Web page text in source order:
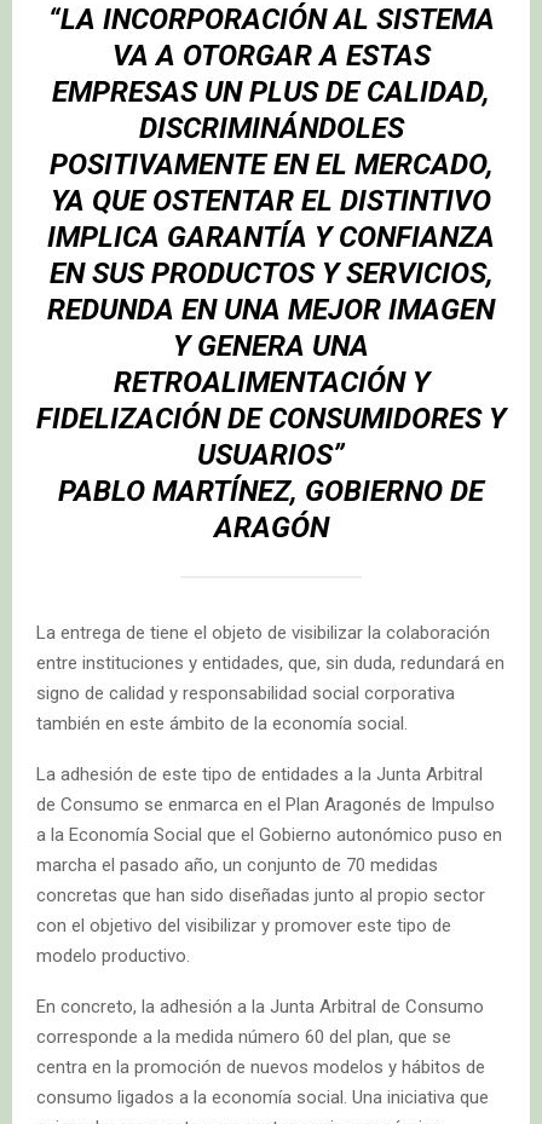
“LA INCORPORACIÓN AL SISTEMA
VA A OTORGAR A ESTAS
EMPRESAS UN PLUS DE CALIDAD,
DISCRIMINÁNDOLES
POSITIVAMENTE EN EL MERCADO,
YA QUE OSTENTAR EL DISTINTIVO
IMPLICA GARANTÍA Y CONFIANZA
EN SUS PRODUCTOS Y SERVICIOS,
REDUNDA EN UNA MEJOR IMAGEN
Y GENERA UNA
RETROALIMENTACIÓN Y
FIDELIZACIÓN DE CONSUMIDORES Y
USUARIOS”
PABLO MARTÍNEZ, GOBIERNO DE
ARAGÓN
La entrega de tiene el objeto de visibilizar la colaboración
entre instituciones y entidades, que, sin duda, redundará en
signo de calidad y responsabilidad social corporativa
también en este ámbito de la economía social.
La adhesión de este tipo de entidades a la Junta Arbitral
de Consumo se enmarca en el Plan Aragonés de Impulso
a la Economía Social que el Gobierno autonómico puso en
marcha el pasado año, un conjunto de 70 medidas
concretas que han sido diseñadas junto al propio sector
con el objetivo del visibilizar y promover este tipo de
modelo productivo.
En concreto, la adhesión a la Junta Arbitral de Consumo
corresponde a la medida número 60 del plan, que se
centra en la promoción de nuevos modelos y hábitos de
consumo ligados a la economía social. Una iniciativa que